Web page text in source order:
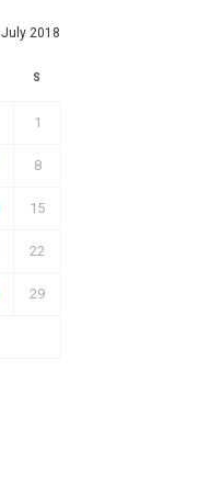
July 2018
S
1
8
15
22
29